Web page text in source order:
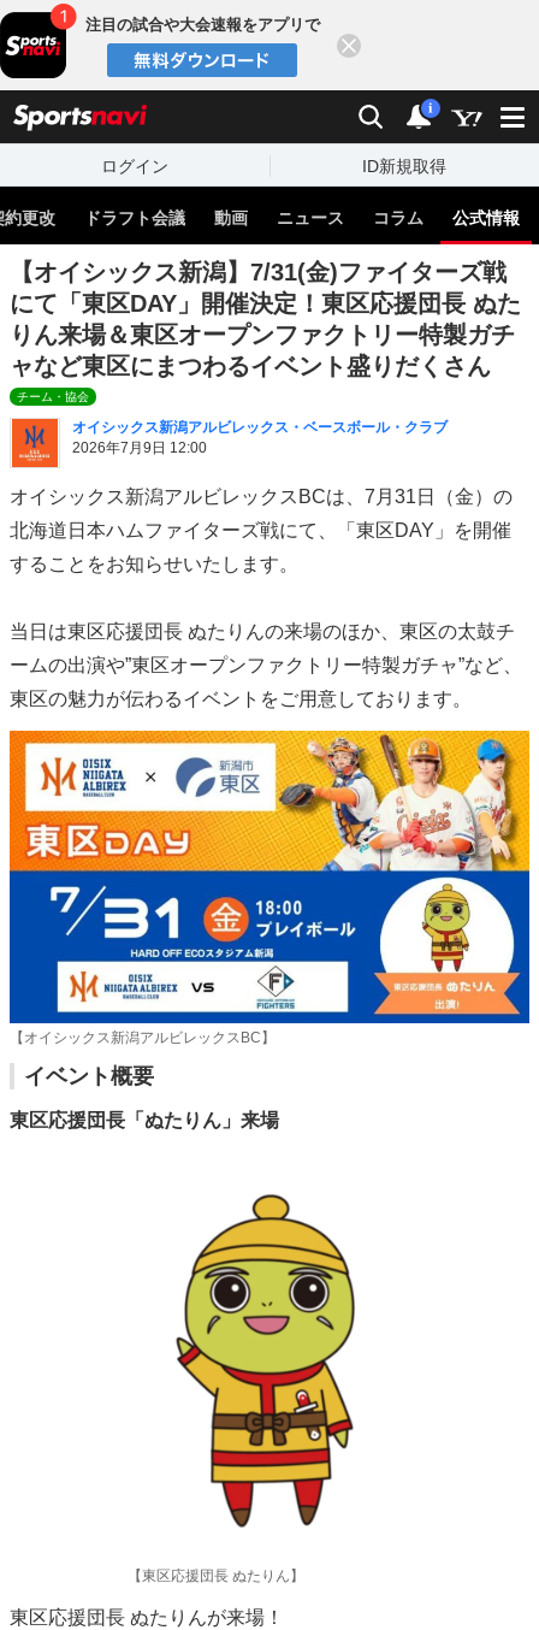
注目の試合や大会速報をアプリで
検索 通知
i
ログイン ID新規取得
約更改 ドラフト会議 動画 ニュース コラム 公式情報
【オイシックス新潟】7/31(金)ファイターズ戦
にて「東区DAY」開催決定！東区応援団長 ぬた
りん来場＆東区オープンファクトリー特製ガチ
ャなど東区にまつわるイベント盛りだくさん
チーム・協会
オイシックス新潟アルビレックス・ベースボール・クラブ
2026年7月9日 12:00
オイシックス新潟アルビレックスBCは、7月31日（金）の
北海道日本ハムファイターズ戦にて、「東区DAY」を開催
することをお知らせいたします。
当日は東区応援団長 ぬたりんの来場のほか、東区の太鼓チ
ームの出演や”東区オープンファクトリー特製ガチャ”など、
東区の魅力が伝わるイベントをご用意しております。
【オイシックス新潟アルビレックスBC】
イベント概要
東区応援団長「ぬたりん」来場
【東区応援団長 ぬたりん】
東区応援団長 ぬたりんが来場！